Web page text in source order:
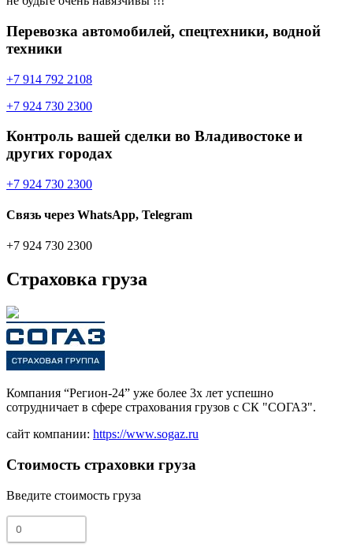
Перевозка автомобилей, спецтехники, водной
техники
+7 914 792 2108
+7 924 730 2300
Контроль вашей сделки во Владивостоке и
других городах
+7 924 730 2300
Связь через WhatsApp, Telegram
+7 924 730 2300
Страховка груза
Компания “Регион-24” уже более 3х лет успешно
сотрудничает в сфере страхования грузов с СК "СОГАЗ".
сайт компании: https://www.sogaz.ru
Стоимость страховки груза
Введите стоимость груза